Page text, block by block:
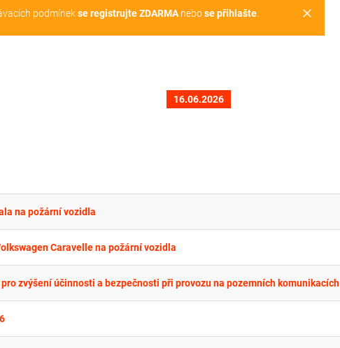
clear
podmínekse registrujte ZDARMAnebose přihlašte.
16.06.2026
na požární vozidla
Caravelle na požární vozidla
zvýšení účinnosti a bezpečnosti při provozu na pozemních komunikacích